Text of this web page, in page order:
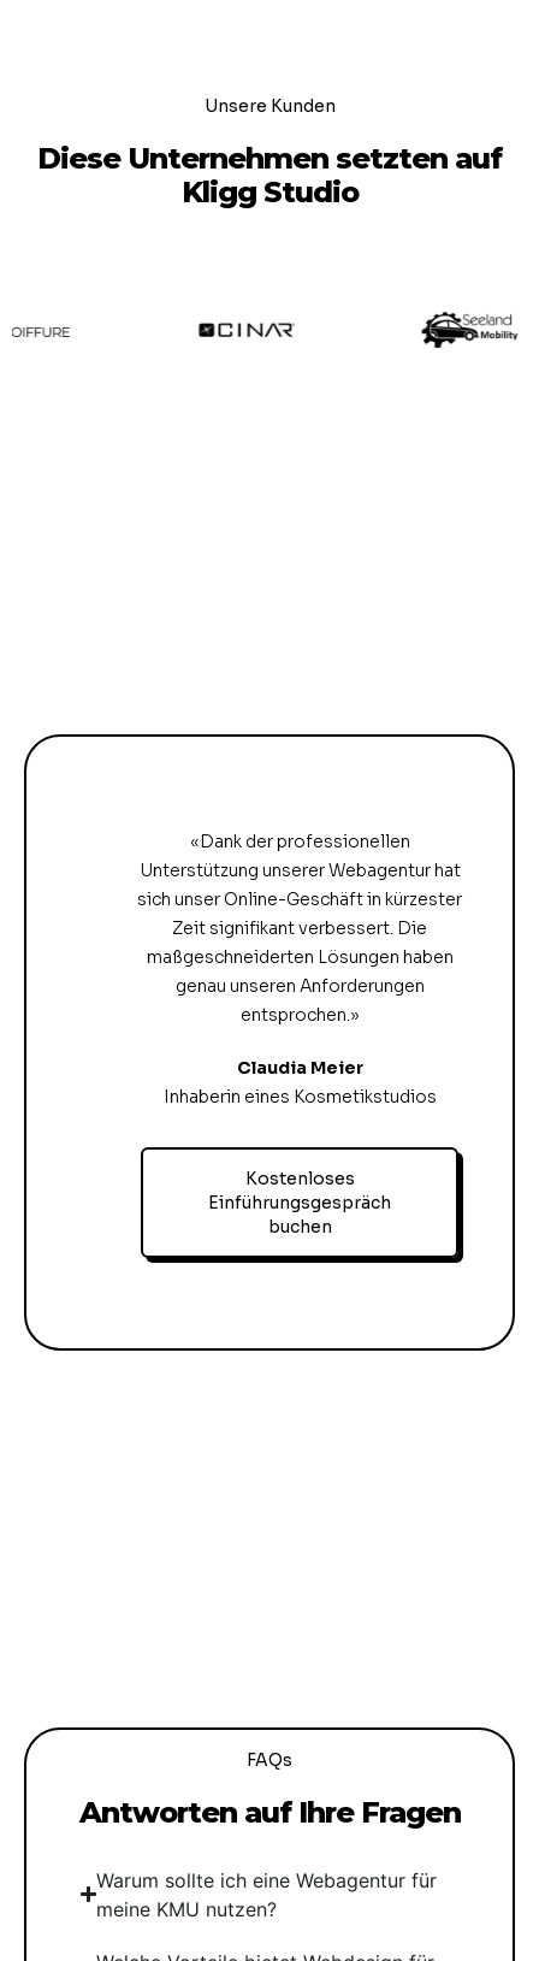
Unsere Kunden
Diese Unternehmen setzten auf
Kligg Studio
«Dank der professionellen
Unterstützung unserer Webagentur hat
sich unser Online-Geschäft in kürzester
Zeit signifikant verbessert. Die
maßgeschneiderten Lösungen haben
genau unseren Anforderungen
entsprochen.»
Claudia Meier
Inhaberin eines Kosmetikstudios
Kostenloses
Einführungsgespräch
buchen
FAQs
Antworten auf Ihre Fragen
Warum sollte ich eine Webagentur für
meine KMU nutzen?